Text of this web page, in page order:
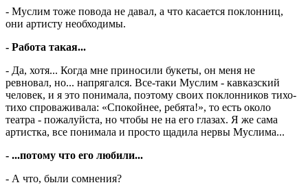
- Муслим тоже повода не давал, а что касается поклонниц,
они артисту необходимы.
- Работа такая...
- Да, хотя... Когда мне приносили букеты, он меня не
ревновал, но... напрягался. Все-таки Муслим - кавказский
человек, и я это понимала, поэтому своих поклонников тихо-
тихо спроваживала: «Спокойнее, ребята!», то есть около
театра - пожалуйста, но чтобы не на его глазах. Я же сама
артистка, все понимала и просто щадила нервы Муслима...
- ...потому что его любили...
- А что, были сомнения?